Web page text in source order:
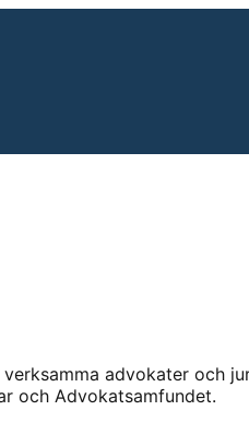
verksamma advokater och
och Advokatsamfundet.